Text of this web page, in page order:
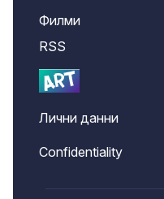
Филми
RSS
Лични данни
Confidentiality